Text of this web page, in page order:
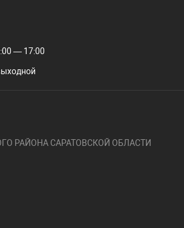
— 17:00
РАЙОНА САРАТОВСКОЙ ОБЛАСТИ